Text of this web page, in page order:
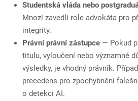
Studentská vláda nebo
Mnozí zavedli role advokáta pro
integrity.
Právní právní zástupce — Pokud
titulu, vyloučení nebo významné
výsledky, je vhodný právník.
precedens pro zpochybnění
o detekci AI.